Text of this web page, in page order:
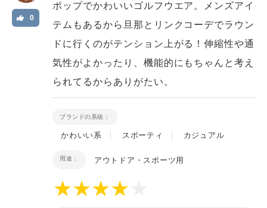
0
ポップでかわいいゴルフウエア。メンズアイ
テムもあるから旦那とリンクコーデでラウン
ドに行くのがテンション上がる！伸縮性や通
気性がよかったり、機能的にもちゃんと考え
られてるからありがたい。
ブランドの系統：
かわいい系 スポーティ カジュアル
用途： アウトドア・スポーツ用